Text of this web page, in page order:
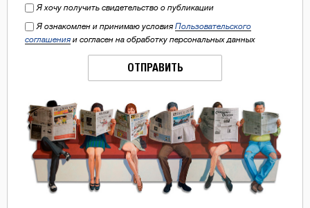
Я хочу получить свидетельство о публикации
Я ознакомлен и принимаю условия Пользовательского
соглашения и согласен на обработку персональных данных
ОТПРАВИТЬ